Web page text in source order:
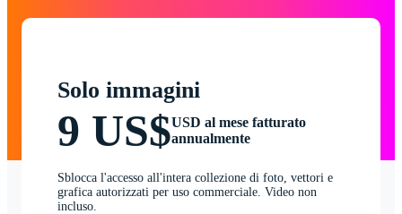
Solo immagini
9 US$USD al mese fatturato
annualmente
Sblocca l'accesso all'intera collezione di foto, vettori e
grafica autorizzati per uso commerciale. Video non
incluso.